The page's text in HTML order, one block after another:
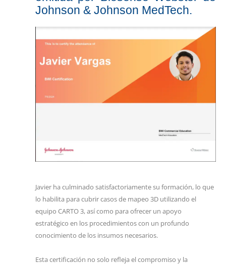
Johnson & Johnson MedTech.
Javier ha culminado satisfactoriamente su formación, lo que
lo habilita para cubrir casos de mapeo 3D utilizando el
equipo CARTO 3, así como para ofrecer un apoyo
estratégico en los procedimientos con un profundo
conocimiento de los insumos necesarios.
Esta certificación no solo refleja el compromiso y la